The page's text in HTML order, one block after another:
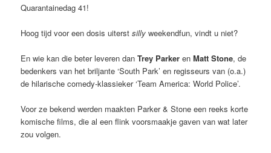
Quarantainedag 41!
Hoog tijd voor een dosis uiterstsilly weekendfun, vindt u niet?
En wie kan die beter leveren danTrey Parker enMatt Stone, de
bedenkers van het briljante ‘South Park’ en regisseurs van (o.a.)
de hilarische comedy-klassieker ‘Team America: World Police’.
Voor ze bekend werden maakten Parker & Stone een reeks korte
komische films, die al een flink voorsmaakje gaven van wat later
zou volgen.